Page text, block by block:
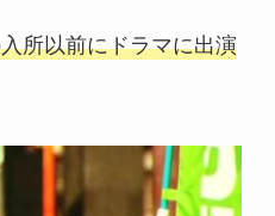
所以前にドラマに出演